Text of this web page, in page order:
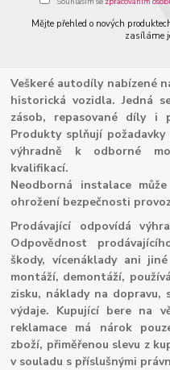
Mějte přehled o nových
zasíláme
Veškeré autodíly nabízené
historická vozidla. Jedná
zásob, repasované díly i
Produkty splňují
výhradně k odborné
kvalifikací.
Neodborná instalace
ohrožení bezpečnosti
Prodávající odpovídá
Odpovědnost
škody, vícenáklady ani
montáží, demontáží,
zisku, náklady na dopravu,
výdaje. Kupující bere na
reklamace má nárok
zboží, přiměřenou slevu z
v souladu s příslušnými